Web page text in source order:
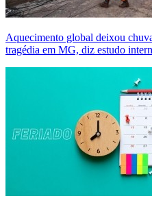
Aquecimento global deixou
tragédia em MG, diz estudo